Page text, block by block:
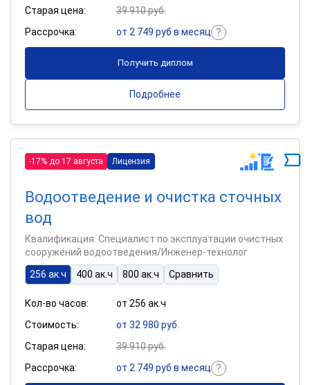
Старая цена:
39 910 руб.
Рассрочка:
от 2 749 руб в месяц
Получить диплом
Подробнее
-17% до 17 августа Лицензия
Водоотведение и очистка сточных
вод
Квалификация: Специалист по эксплуатации очистных
сооружений водоотведения/Инженер-технолог
256 ак.ч
400 ак.ч 800 ак.ч Сравнить
Кол-во часов:
от 256 ак.ч
Стоимость:
от 32 980 руб.
Старая цена:
39 910 руб.
Рассрочка:
от 2 749 руб в месяц